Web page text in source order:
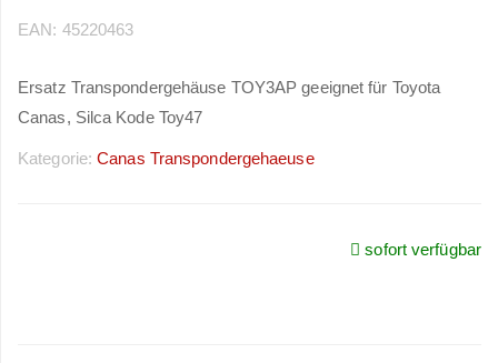
EAN: 45220463
Ersatz Transpondergehäuse TOY3AP geeignet für Toyota
Canas, Silca Kode Toy47
Kategorie:Canas Transpondergehaeuse
sofort verfügbar